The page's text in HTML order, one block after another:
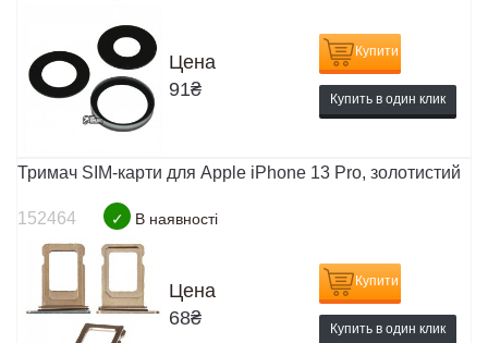
Цена
91₴
Купити
Купить в один клик
Тримач SIM-карти для Apple iPhone 13 Pro, золотистий
152464 ✓ В наявності
Цена
68₴
Купити
Купить в один клик